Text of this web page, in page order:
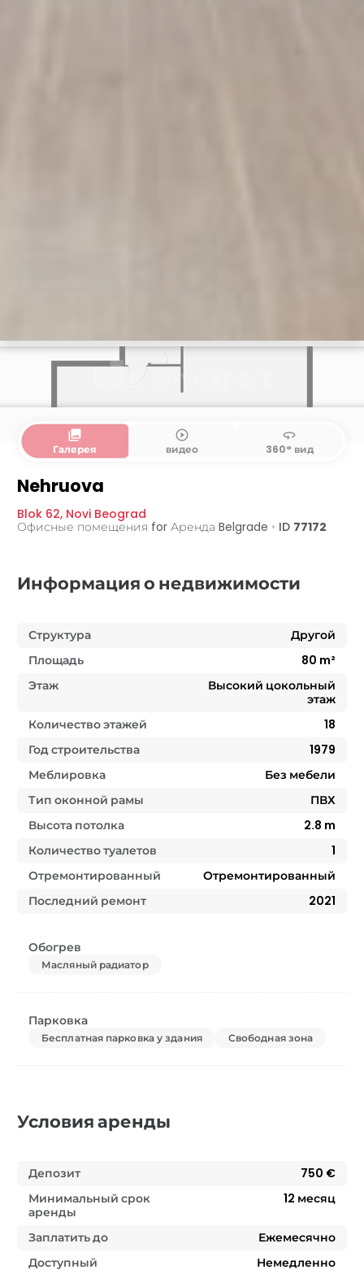
collections
Галерея
play_circle_outline
видео
360
360° вид
Nehruova
Blok 62, Novi Beograd
Офисные помещения for Аренда Belgrade • ID 77172
Информация о недвижимости
Структура
Другой
Площадь
80 m²
Этаж
Высокий цокольный
этаж
Количество этажей
18
Год строительства
1979
Меблировка
Без мебели
Тип оконной рамы
ПВХ
Высота потолка
2.8 m
Количество туалетов
1
Отремонтированный
Отремонтированный
Последний ремонт
2021
Обогрев
Масляный радиатор
Парковка
Бесплатная парковка у здания Свободная зона
Условия аренды
Депозит
750 €
Минимальный срок
аренды
12 месяц
Заплатить до
Ежемесячно
Доступный
Немедленно